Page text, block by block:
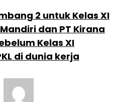
2 untuk Kelas XI
dan PT Kirana
Kelas XI
di dunia kerja